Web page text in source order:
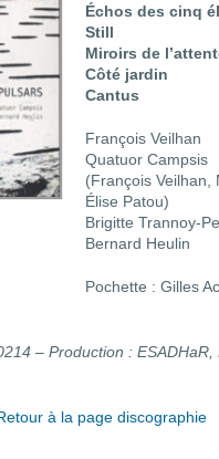
Échos des cinq
Still
Miroirs de
Côté jardin
Cantus
François Veilhan
Quatuor Campsis
(François Veilhan,
Élise Patou)
Brigitte Trannoy-
Bernard Heulin
Pochette : Gilles
– Production :
à la page discographie